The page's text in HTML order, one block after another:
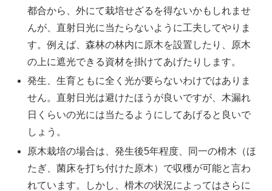
都合から、外にて栽培せざるを得ないかもしれませ
んが、直射日光に当たらないように工夫してやりま
す。例えば、森林の林内に原木を設置したり、原木
の上に遮光できる資材を掛けてあげたりします。
発生、生育ともに全く光が要らないわけではありま
せん。直射日光は避けたほうが良いですが、木漏れ
日くらいの光には当たるようにしてあげると良いで
しょう。
原木栽培の場合は、発生後5年程度、同一の榾木（ほ
たぎ、菌床を打ち付けた原木）で収穫が可能と言わ
れています。しかし、榾木の状況によってはさらに